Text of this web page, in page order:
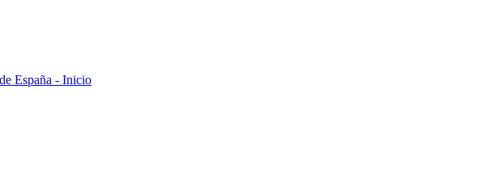
España - Inicio